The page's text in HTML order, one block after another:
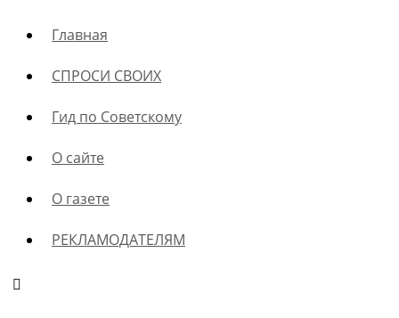
Главная
СПРОСИ СВОИХ
Гид по Советскому
О сайте
О газете
РЕКЛАМОДАТЕЛЯМ